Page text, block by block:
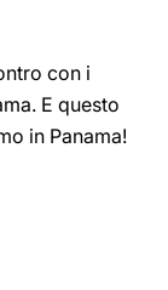
con i
E questo
in Panama!